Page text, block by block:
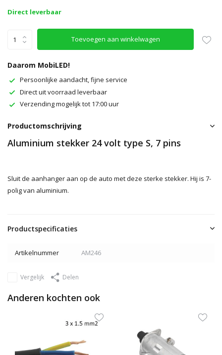
Direct leverbaar
Toevoegen aan winkelwagen
Daarom MobiLED!
Persoonlijke aandacht, fijne service
Direct uit voorraad leverbaar
Verzending mogelijk tot 17:00 uur
Productomschrijving
Aluminium stekker 24 volt type S, 7 pins
Sluit de aanhanger aan op de auto met deze sterke stekker. Hij is 7-
polig van aluminium.
Productspecificaties
Artikelnummer AM246
Vergelijk Delen
Anderen kochten ook